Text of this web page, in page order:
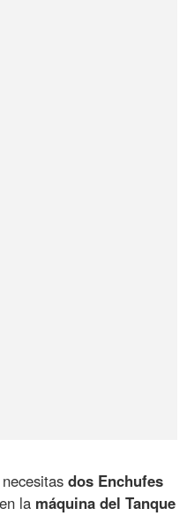
necesitasdos Enchufes
la máquina del Tanque